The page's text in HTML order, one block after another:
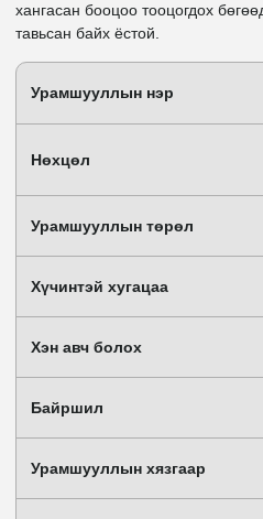
хангасан бооцоо тооцогдох
тавьсан байх ёстой.
Урамшууллын нэр
Нөхцөл
Урамшууллын төрөл
Хүчинтэй хугацаа
Хэн авч болох
Байршил
Урамшууллын хязгаар